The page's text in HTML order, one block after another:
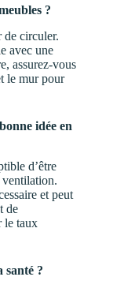
?
de circuler.
avec une
assurez-vous
le mur pour
idée en
d’être
ventilation.
et peut
de
le taux
santé ?